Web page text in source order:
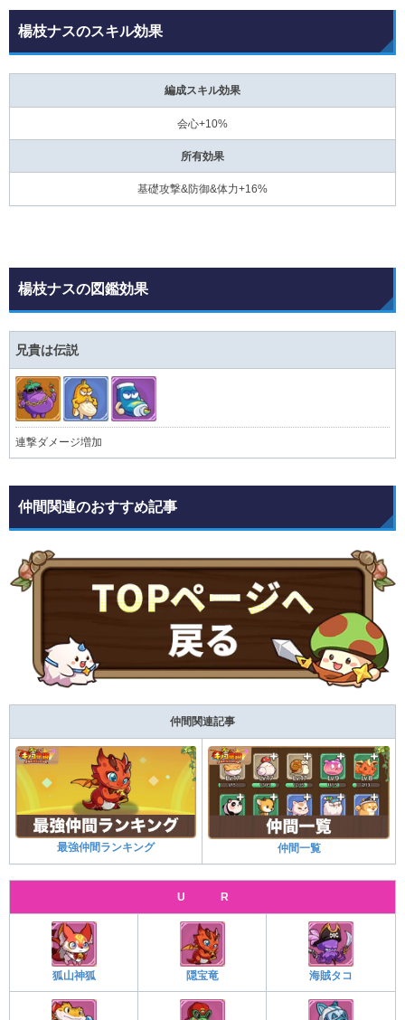
楊枝ナスのスキル効果
編成スキル効果
会心+10%
所有効果
基礎攻撃&防御&体力+16%
楊枝ナスの図鑑効果
兄貴は伝説
連撃ダメージ増加
仲間関連のおすすめ記事
仲間関連記事
最強仲間ランキング 仲間一覧
U R
狐山神狐 隠宝竜 海賊タコ